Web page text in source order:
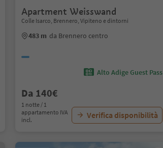
Apartment Weisswand
Colle Isarco, Brennero, Vipiteno e dintorni
483 m da Brennero centro
Alto Adige Guest Pass
Da 140€
1 notte / 1
appartamento IVA
incl.
Verifica disponibilità